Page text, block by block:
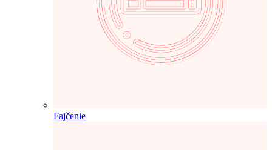
Fajčenie